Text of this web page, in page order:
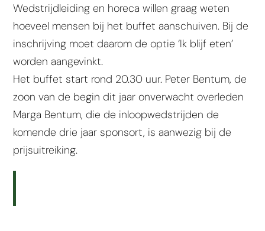
Wedstrijdleiding en horeca willen graag weten
hoeveel mensen bij het buffet aanschuiven. Bij de
inschrijving moet daarom de optie ‘Ik blijf eten’
worden aangevinkt.
Het buffet start rond 20.30 uur. Peter Bentum, de
zoon van de begin dit jaar onverwacht overleden
Marga Bentum, die de inloopwedstrijden de
komende drie jaar sponsort, is aanwezig bij de
prijsuitreiking.